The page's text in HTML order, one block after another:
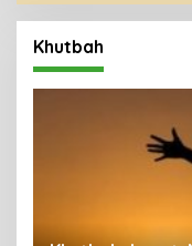
Khutbah